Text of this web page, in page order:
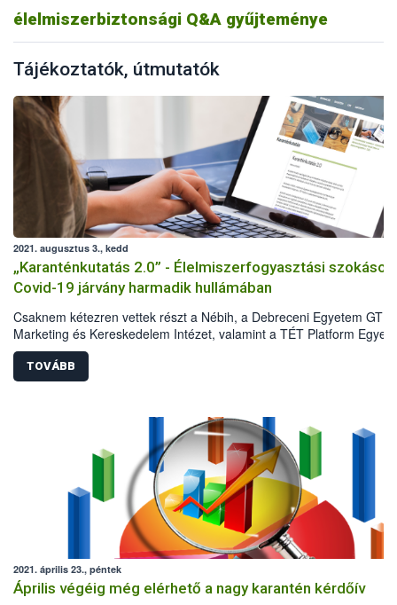
élelmiszerbiztonsági Q&A gyűjteménye
Tájékoztatók, útmutatók
2021. augusztus 3., kedd
„Karanténkutatás 2.0” - Élelmiszerfogyasztási szokások
Covid-19 járvány harmadik hullámában
Csaknem kétezren vettek részt a Nébih, a Debreceni Egyetem GTK
Marketing és Kereskedelem Intézet, valamint a TÉT Platform
második közös reprezentatív kutatásában 2021 májusában. A
felmérésből kiderült, hogyan változtak a Covid-19 járvány első és
harmadik hulláma között a háztartások élelmiszervásárlási és
első hullám idején tapasztalt sokkhatás elmúlt, ugyanakkor a
megőrizte az elővigyázatosságát, és vannak olyan szokások,
hosszú távon is velünk maradnak.
TOVÁBB
2021. április 23., péntek
Április végéig még elérhető a nagy karantén kérdőív